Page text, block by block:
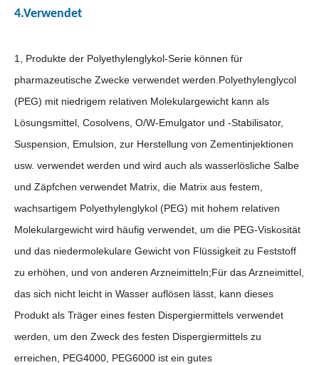
4.Verwendet
1, Produkte der Polyethylenglykol-Serie können für
pharmazeutische Zwecke verwendet werden.Polyethylenglycol
(PEG) mit niedrigem relativen Molekulargewicht kann als
Lösungsmittel, Cosolvens, O/W-Emulgator und -Stabilisator,
Suspension, Emulsion, zur Herstellung von Zementinjektionen
usw. verwendet werden und wird auch als wasserlösliche Salbe
und Zäpfchen verwendet Matrix, die Matrix aus festem,
wachsartigem Polyethylenglykol (PEG) mit hohem relativen
Molekulargewicht wird häufig verwendet, um die PEG-Viskosität
und das niedermolekulare Gewicht von Flüssigkeit zu Feststoff
zu erhöhen, und von anderen Arzneimitteln;Für das Arzneimittel,
das sich nicht leicht in Wasser auflösen lässt, kann dieses
Produkt als Träger eines festen Dispergiermittels verwendet
werden, um den Zweck des festen Dispergiermittels zu
erreichen, PEG4000, PEG6000 ist ein gutes